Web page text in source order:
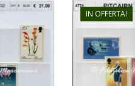
IN OFFERTA!